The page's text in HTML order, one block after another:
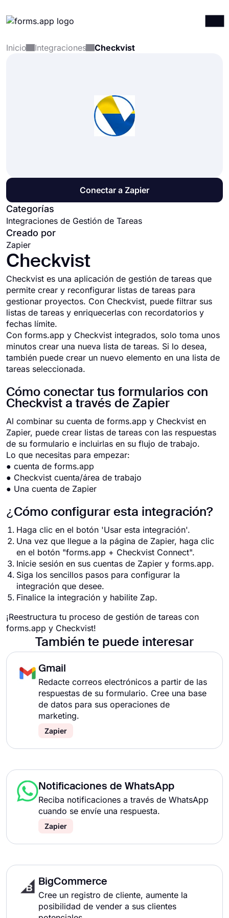
Productos
Inicio Integraciones Checkvist
Conectar a Zapier
Categorías
Integraciones de Gestión de Tareas
Creado por
Zapier
Checkvist
Checkvist es una aplicación de gestión de tareas que
permite crear y reconfigurar listas de tareas para
gestionar proyectos. Con Checkvist, puede filtrar sus
listas de tareas y enriquecerlas con recordatorios y
fechas límite.
Con forms.app y Checkvist integrados, solo toma unos
minutos crear una nueva lista de tareas. Si lo desea,
también puede crear un nuevo elemento en una lista de
tareas seleccionada.
Cómo conectar tus formularios con
Checkvist a través de Zapier
Al combinar su cuenta de forms.app y Checkvist en
Zapier, puede crear listas de tareas con las respuestas
de su formulario e incluirlas en su flujo de trabajo.
Lo que necesitas para empezar:
● cuenta de forms.app
● Checkvist cuenta/área de trabajo
● Una cuenta de Zapier
¿Cómo configurar esta integración?
Haga clic en el botón 'Usar esta integración'.
Una vez que llegue a la página de Zapier, haga clic
en el botón "forms.app + Checkvist Connect".
Inicie sesión en sus cuentas de Zapier y forms.app.
Siga los sencillos pasos para configurar la
integración que desee.
Finalice la integración y habilite Zap.
¡Reestructura tu proceso de gestión de tareas con
forms.app y Checkvist!
También te puede interesar
Gmail
Redacte correos electrónicos a partir de las
respuestas de su formulario. Cree una base
de datos para sus operaciones de
marketing.
Zapier
Notificaciones de WhatsApp
Reciba notificaciones a través de WhatsApp
cuando se envíe una respuesta.
Zapier
BigCommerce
Cree un registro de cliente, aumente la
posibilidad de vender a sus clientes